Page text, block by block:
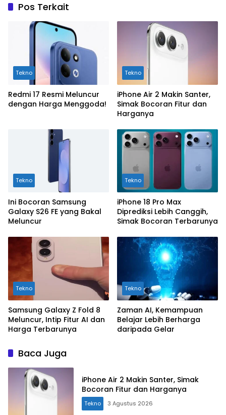
Pos Terkait
Tekno
Redmi 17 Resmi Meluncur
dengan Harga Menggoda!
Tekno
iPhone Air 2 Makin Santer,
Simak Bocoran Fitur dan
Harganya
Tekno
Ini Bocoran Samsung
Galaxy S26 FE yang Bakal
Meluncur
Tekno
iPhone 18 Pro Max
Diprediksi Lebih Canggih,
Simak Bocoran Terbarunya
Tekno
Samsung Galaxy Z Fold 8
Meluncur, Intip Fitur AI dan
Harga Terbarunya
Tekno
Zaman AI, Kemampuan
Belajar Lebih Berharga
daripada Gelar
Baca Juga
iPhone Air 2 Makin Santer, Simak
Bocoran Fitur dan Harganya
Tekno 3 Agustus 2026